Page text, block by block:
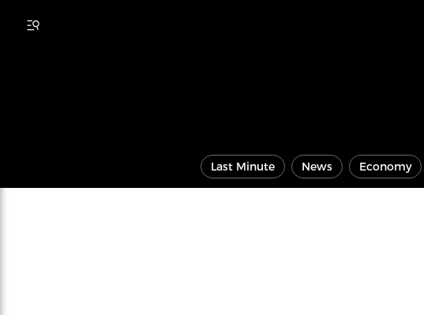
Last Minute News Economy